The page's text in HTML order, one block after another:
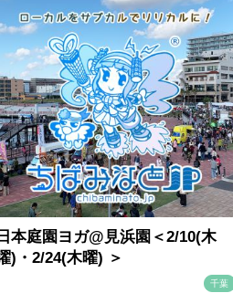
日本庭園ヨガ@見浜園＜2/10(木
)・2/24(木曜) ＞
千葉